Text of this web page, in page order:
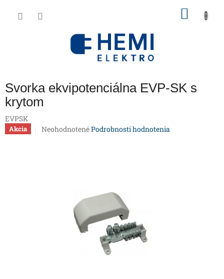
Svorka ekvipotenciálna EVP-SK s
krytom
EVPSK
Akcia
Priemerné
NeohodnotenéPodrobnosti hodnotenia